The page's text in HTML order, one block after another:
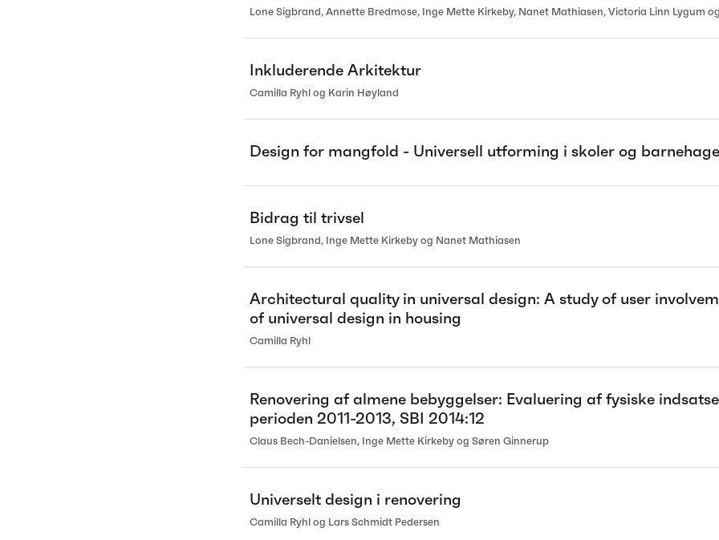
Lone Sigbrand, Annette Bredmose, Inge Mette Kirkeby, Nanet Mathiasen, Victoria Linn Lygum
Inkluderende Arkitektur
Camilla Ryhl og Karin Høyland
Design for mangfold - Universell utforming i skoler og
Bidrag til trivsel
Lone Sigbrand, Inge Mette Kirkeby og Nanet Mathiasen
Architectural quality in universal design: A study of user
of universal design in housing
Camilla Ryhl
Renovering af almene bebyggelser: Evaluering af fysiske
perioden 2011-2013, SBI 2014:12
Claus Bech-Danielsen, Inge Mette Kirkeby og Søren Ginnerup
Universelt design i renovering
Camilla Ryhl og Lars Schmidt Pedersen